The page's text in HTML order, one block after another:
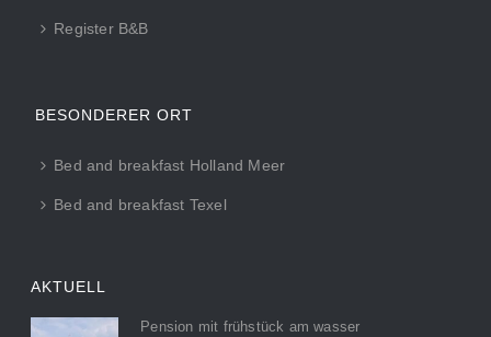
Register B&B
BESONDERER ORT
Bed and breakfast Holland Meer
Bed and breakfast Texel
AKTUELL
Pension mit frühstück am wasser